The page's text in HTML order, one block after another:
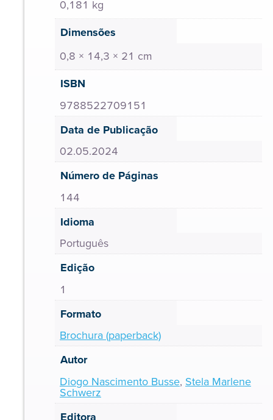
0,181 kg
Dimensões
0,8 × 14,3 × 21 cm
ISBN
9788522709151
Data de Publicação
02.05.2024
Número de Páginas
144
Idioma
Português
Edição
1
Formato
Brochura (paperback)
Autor
Diogo Nascimento Busse, Stela Marlene
Schwerz
Editora